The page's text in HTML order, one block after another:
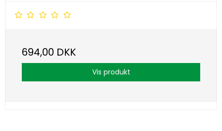
694,00 DKK
Vis produkt